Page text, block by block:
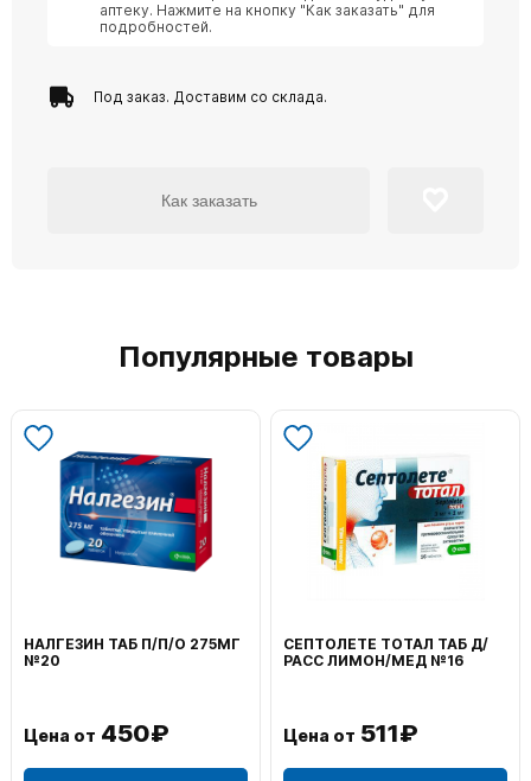
аптеку. Нажмите на кнопку "Как заказать" для
подробностей.
Под заказ. Доставим со склада.
Как заказать
Популярные товары
НАЛГЕЗИН ТАБ П/П/О 275МГ
№20
Цена от 450₽
СЕПТОЛЕТЕ ТОТАЛ ТАБ Д/
РАСС ЛИМОН/МЕД №16
Цена от 511₽